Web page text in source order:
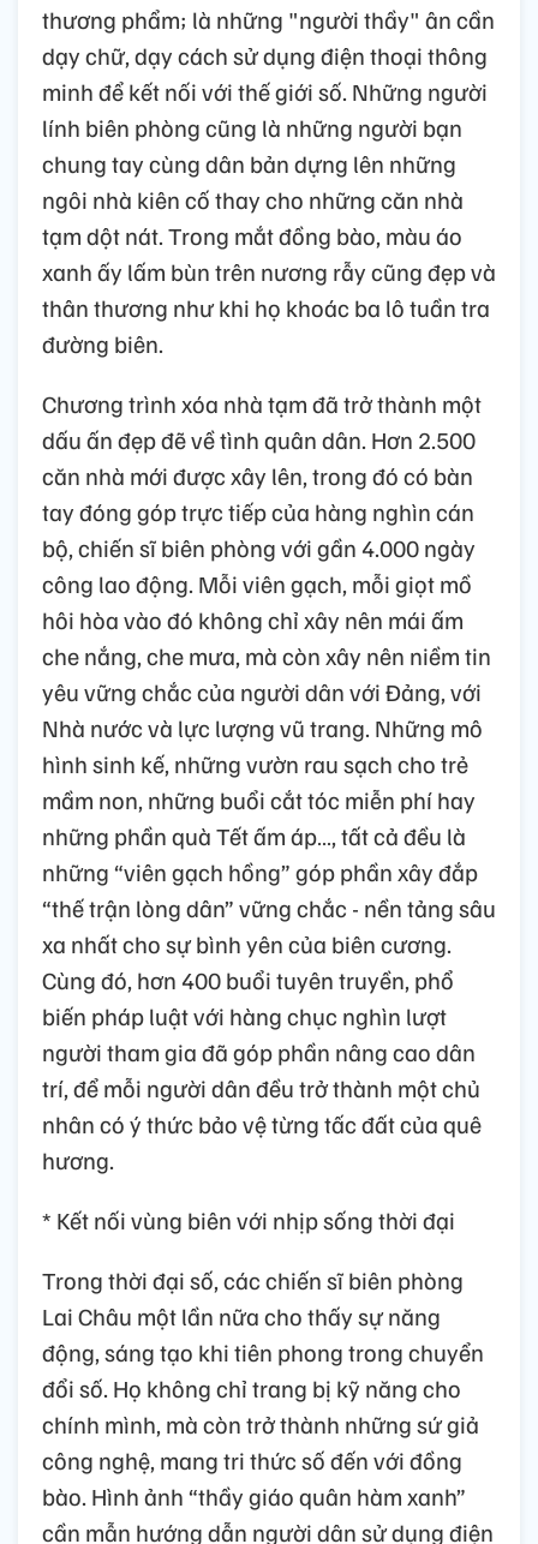
thương phẩm; là những "người thầy" ân cần
dạy chữ, dạy cách sử dụng điện thoại thông
minh để kết nối với thế giới số. Những người
lính biên phòng cũng là những người bạn
chung tay cùng dân bản dựng lên những
ngôi nhà kiên cố thay cho những căn nhà
tạm dột nát. Trong mắt đồng bào, màu áo
xanh ấy lấm bùn trên nương rẫy cũng đẹp và
thân thương như khi họ khoác ba lô tuần tra
đường biên.
Chương trình xóa nhà tạm đã trở thành một
dấu ấn đẹp đẽ về tình quân dân. Hơn 2.500
căn nhà mới được xây lên, trong đó có bàn
tay đóng góp trực tiếp của hàng nghìn cán
bộ, chiến sĩ biên phòng với gần 4.000 ngày
công lao động. Mỗi viên gạch, mỗi giọt mồ
hôi hòa vào đó không chỉ xây nên mái ấm
che nắng, che mưa, mà còn xây nên niềm tin
yêu vững chắc của người dân với Đảng, với
Nhà nước và lực lượng vũ trang. Những mô
hình sinh kế, những vườn rau sạch cho trẻ
mầm non, những buổi cắt tóc miễn phí hay
những phần quà Tết ấm áp…, tất cả đều là
những “viên gạch hồng” góp phần xây đắp
“thế trận lòng dân” vững chắc - nền tảng sâu
xa nhất cho sự bình yên của biên cương.
Cùng đó, hơn 400 buổi tuyên truyền, phổ
biến pháp luật với hàng chục nghìn lượt
người tham gia đã góp phần nâng cao dân
trí, để mỗi người dân đều trở thành một chủ
nhân có ý thức bảo vệ từng tấc đất của quê
hương.
* Kết nối vùng biên với nhịp sống thời đại
Trong thời đại số, các chiến sĩ biên phòng
Lai Châu một lần nữa cho thấy sự năng
động, sáng tạo khi tiên phong trong chuyển
đổi số. Họ không chỉ trang bị kỹ năng cho
chính mình, mà còn trở thành những sứ giả
công nghệ, mang tri thức số đến với đồng
bào. Hình ảnh “thầy giáo quân hàm xanh”
cần mẫn hướng dẫn người dân sử dụng điện